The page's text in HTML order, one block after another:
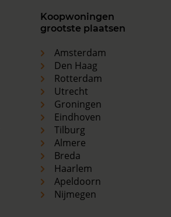
Koopwoningen
grootste plaatsen
Amsterdam
Den Haag
Rotterdam
Utrecht
Groningen
Eindhoven
Tilburg
Almere
Breda
Haarlem
Apeldoorn
Nijmegen